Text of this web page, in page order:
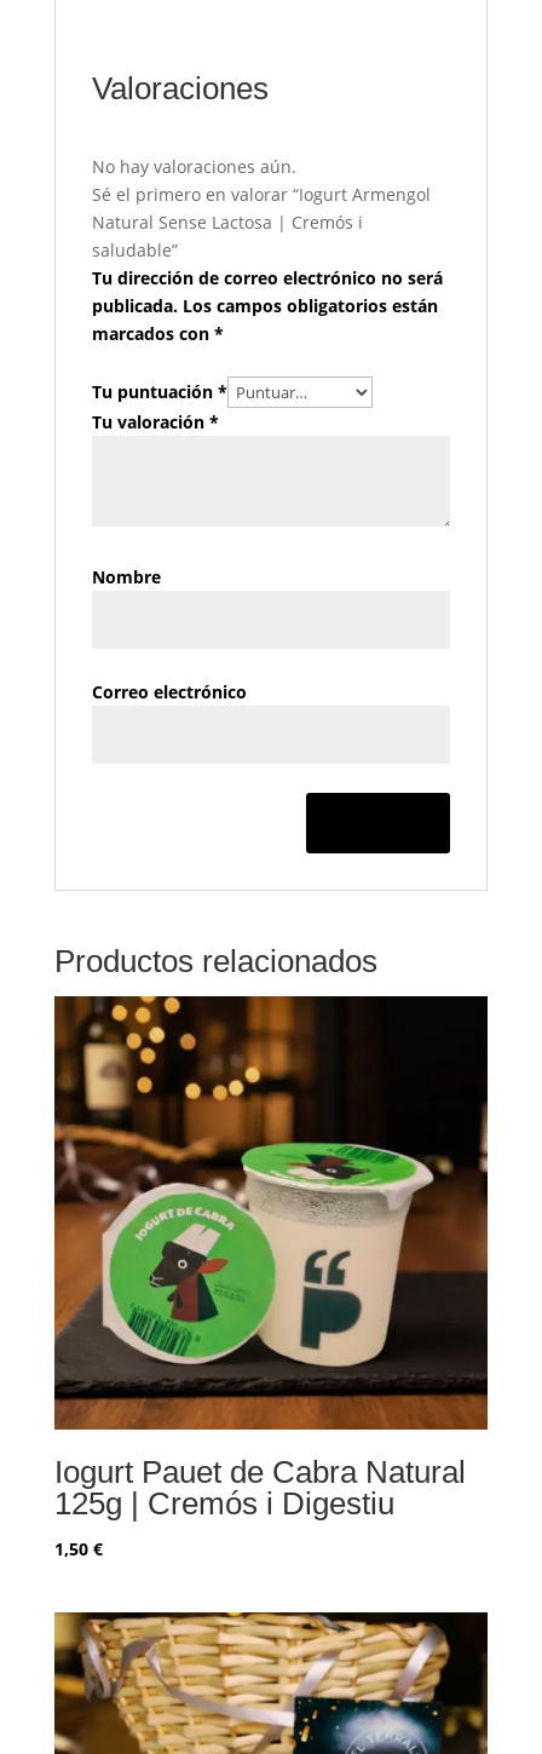
Valoraciones
No hay valoraciones aún.
Sé el primero en valorar “Iogurt Armengol
Natural Sense Lactosa | Cremós i
saludable”
Tu dirección de correo electrónico no será
publicada. Los campos obligatorios están
marcados con *
Tu puntuación *
Tu valoración *
Nombre
Correo electrónico
Productos relacionados
Iogurt Pauet de Cabra Natural
125g | Cremós i Digestiu
1,50 €